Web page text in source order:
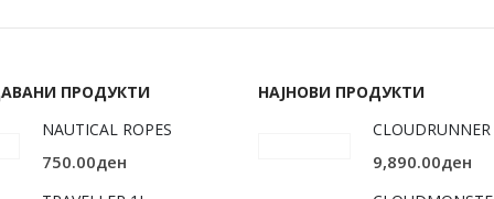
ПРОДУКТИ
NAUTICAL ROPES
750.00ден
НАЈНОВИ ПРОДУКТИ
9,890.00ден